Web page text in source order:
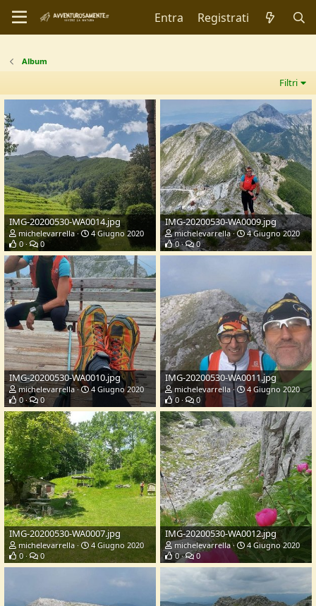
Entra Registrati
Album
Filtri
IMG-20200530-WA0014.jpg
michelevarrella
4 Giugno 2020
0
0
IMG-20200530-WA0009.jpg
michelevarrella
4 Giugno 2020
0
0
IMG-20200530-WA0010.jpg
michelevarrella
4 Giugno 2020
0
0
IMG-20200530-WA0011.jpg
michelevarrella
4 Giugno 2020
0
0
IMG-20200530-WA0007.jpg
michelevarrella
4 Giugno 2020
0
0
IMG-20200530-WA0012.jpg
michelevarrella
4 Giugno 2020
0
0